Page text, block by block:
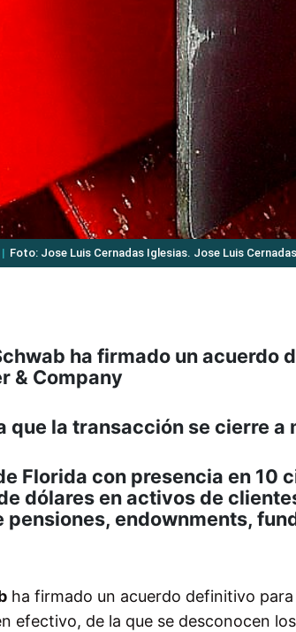
Foto: Jose Luis Cernadas Iglesias. Jose Luis
ha firmado un acuerdo
& Company
que la transacción se cierre
Florida con presencia en 10
dólares en activos de
pensiones, endownments,
ha firmado un acuerdo definitivo
efectivo, de la que se desconocen